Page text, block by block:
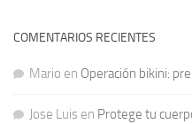
COMENTARIOS RECIENTES
Mario en Operación bikini:
Jose Luis en Protege tu